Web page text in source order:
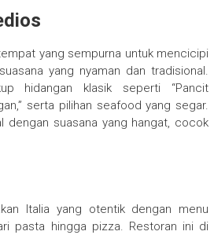
yang sempurna untuk mencicipi
yang nyaman dan tradisional.
hidangan klasik seperti “Pancit
serta pilihan seafood yang segar.
dengan suasana yang hangat, cocok
Italia yang otentik dengan menu
pasta hingga pizza. Restoran ini di